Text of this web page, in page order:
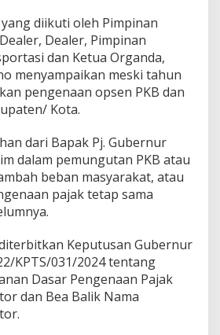
diikuti oleh Pimpinan
Dealer, Pimpinan
dan Ketua Organda,
menyampaikan meski tahun
pengenaan opsen PKB dan
Kota.
dari Bapak Pj. Gubernur
dalam pemungutan PKB atau
beban masyarakat, atau
pajak tetap sama
Keputusan Gubernur
KPTS/031/2024 tentang
Dasar Pengenaan Pajak
dan Bea Balik Nama